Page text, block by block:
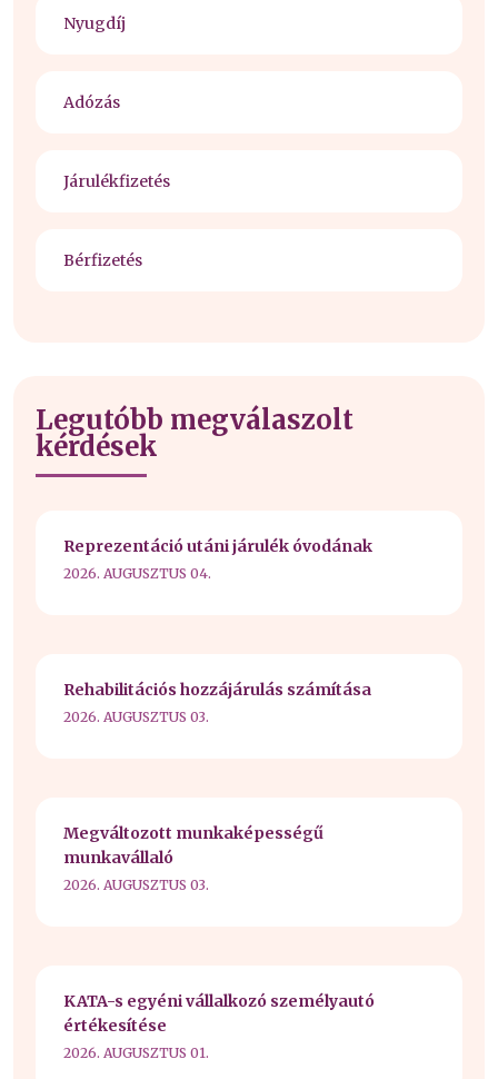
Nyugdíj
Adózás
Járulékfizetés
Bérfizetés
Legutóbb megválaszolt
kérdések
Reprezentáció utáni járulék óvodának
2026. AUGUSZTUS 04.
Rehabilitációs hozzájárulás számítása
2026. AUGUSZTUS 03.
Megváltozott munkaképességű
munkavállaló
2026. AUGUSZTUS 03.
KATA-s egyéni vállalkozó személyautó
értékesítése
2026. AUGUSZTUS 01.